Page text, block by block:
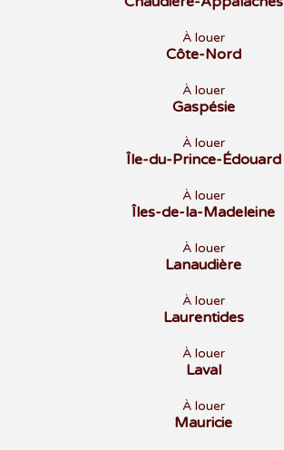
À louer
Côte-Nord
À louer
Gaspésie
À louer
Île-du-Prince-Édouard
À louer
Îles-de-la-Madeleine
À louer
Lanaudière
À louer
Laurentides
À louer
Laval
À louer
Mauricie